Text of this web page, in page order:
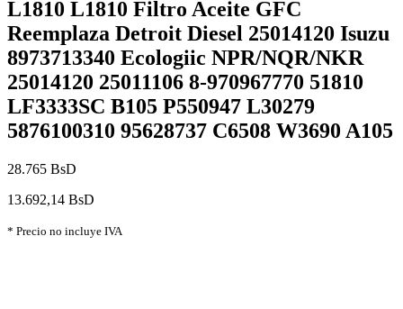
L1810 L1810 Filtro Aceite GFC
Reemplaza Detroit Diesel 25014120 Isuzu
8973713340 Ecologiic NPR/NQR/NKR
25014120 25011106 8-970967770 51810
LF3333SC B105 P550947 L30279
5876100310 95628737 C6508 W3690 A105
28.765 BsD
13.692,14 BsD
* Precio no incluye IVA